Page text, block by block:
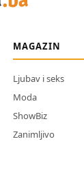
MAGAZIN
Ljubav i seks
Moda
ShowBiz
Zanimljivo